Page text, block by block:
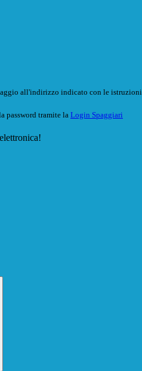
all'indirizzo indicato con le istruzioni
password tramite la Login Spaggiari